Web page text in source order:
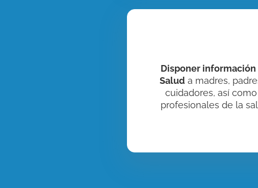
Disponer información
Salud a madres,
cuidadores, así como
profesionales de la